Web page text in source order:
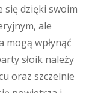
się dzięki swoim
ale
mogą wpłynąć
słoik należy
oraz szczelnie